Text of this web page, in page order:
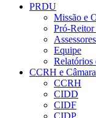
PRDU
Missão e
Pró-
Equipe
Relatórios
CCRH e
CCRH
CIDD
CIDF
CIDP